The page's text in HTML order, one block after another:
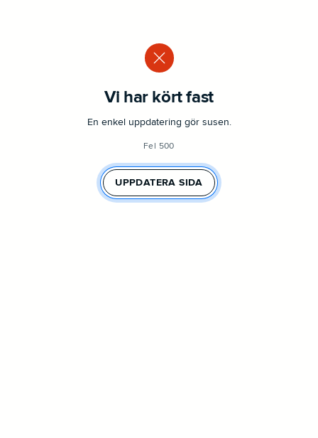
Vi har kört fast
En enkel uppdatering gör susen.
Fel 500
UPPDATERA SIDA